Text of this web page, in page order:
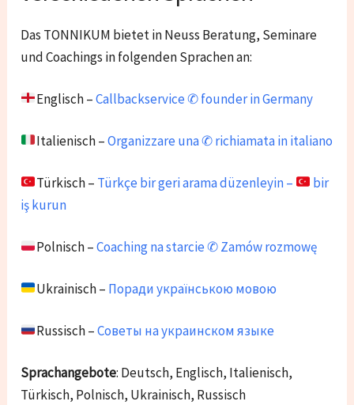
Das TONNIKUM bietet in Neuss Beratung, Seminare
und Coachings in folgenden Sprachen an:
Englisch –Callbackservice ✆ founder in Germany
Italienisch –Organizzare una ✆ richiamata in italiano
Türkisch – Türkçe bir geri arama düzenleyin –
bir
iş kurun
Polnisch –Coaching na starcie ✆ Zamów rozmowę
Ukrainisch – Поради українською мовою
Russisch –Советы на украинском языке
Sprachangebote: Deutsch, Englisch, Italienisch,
Türkisch, Polnisch, Ukrainisch, Russisch